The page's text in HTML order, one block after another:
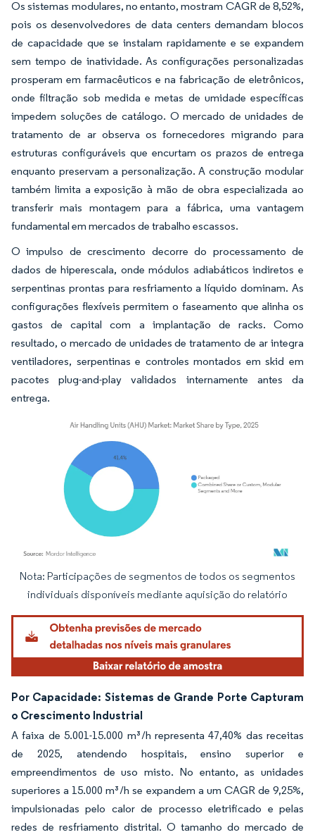
Os sistemas modulares, no entanto, mostram CAGR de 8,52%,
pois os desenvolvedores de data centers demandam blocos
de capacidade que se instalam rapidamente e se expandem
sem tempo de inatividade. As configurações personalizadas
prosperam em farmacêuticos e na fabricação de eletrônicos,
onde filtração sob medida e metas de umidade específicas
impedem soluções de catálogo. O mercado de unidades de
tratamento de ar observa os fornecedores migrando para
estruturas configuráveis que encurtam os prazos de entrega
enquanto preservam a personalização. A construção modular
também limita a exposição à mão de obra especializada ao
transferir mais montagem para a fábrica, uma vantagem
fundamental em mercados de trabalho escassos.
O impulso de crescimento decorre do processamento de
dados de hiperescala, onde módulos adiabáticos indiretos e
serpentinas prontas para resfriamento a líquido dominam. As
configurações flexíveis permitem o faseamento que alinha os
gastos de capital com a implantação de racks. Como
resultado, o mercado de unidades de tratamento de ar integra
ventiladores, serpentinas e controles montados em skid em
pacotes plug-and-play validados internamente antes da
entrega.
Imagem © Mordor Intelligence. O reuso requer atribuição conforme CC BY 4.0.
Nota: Participações de segmentos de todos os segmentos
individuais disponíveis mediante aquisição do relatório
Por Capacidade: Sistemas de Grande Porte Capturam
o Crescimento Industrial
A faixa de 5.001-15.000 m³/h representa 47,40% das receitas
de 2025, atendendo hospitais, ensino superior e
empreendimentos de uso misto. No entanto, as unidades
superiores a 15.000 m³/h se expandem a um CAGR de 9,25%,
impulsionadas pelo calor de processo eletrificado e pelas
redes de resfriamento distrital. O tamanho do mercado de